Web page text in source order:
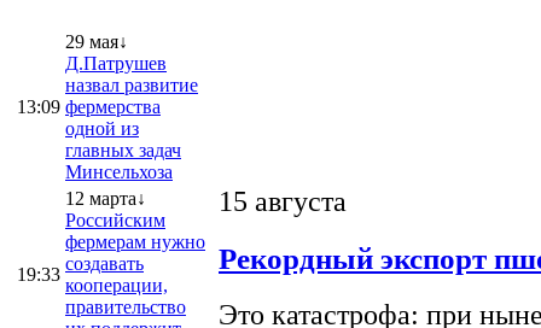
13:09
29 мая↓
Д.Патрушев
назвал развитие
фермерства
одной из
главных задач
Минсельхоза
19:33
12 марта↓
Российским
фермерам нужно
создавать
кооперации,
правительство
15 августа
Рекордный экспорт
Это катастрофа: при